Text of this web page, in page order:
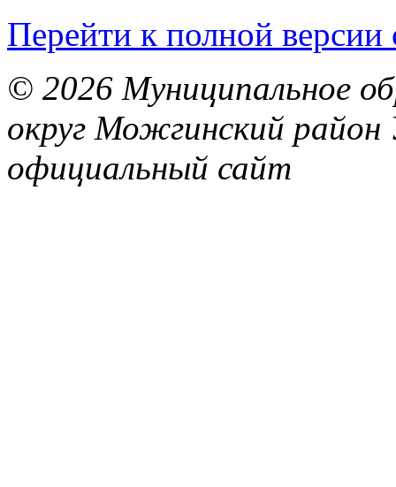
Перейти к полной версии
© 2026 Муниципальное
округ Можгинский район
официальный сайт